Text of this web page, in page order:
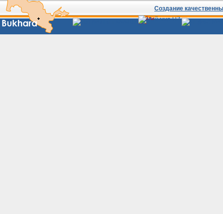
Создание
Сайты
Узбекистана